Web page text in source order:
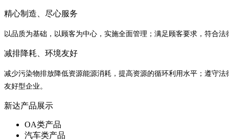
精心制造、尽心服务
以品质为基础，以顾客为中心，实施全面管理；满足顾客要求，符合
减排降耗、环境友好
减少污染物排放降低资源能源消耗，提高资源的循环利用水平；遵守
友好型企业。
新达产品展示
OA类产品
汽车类产品